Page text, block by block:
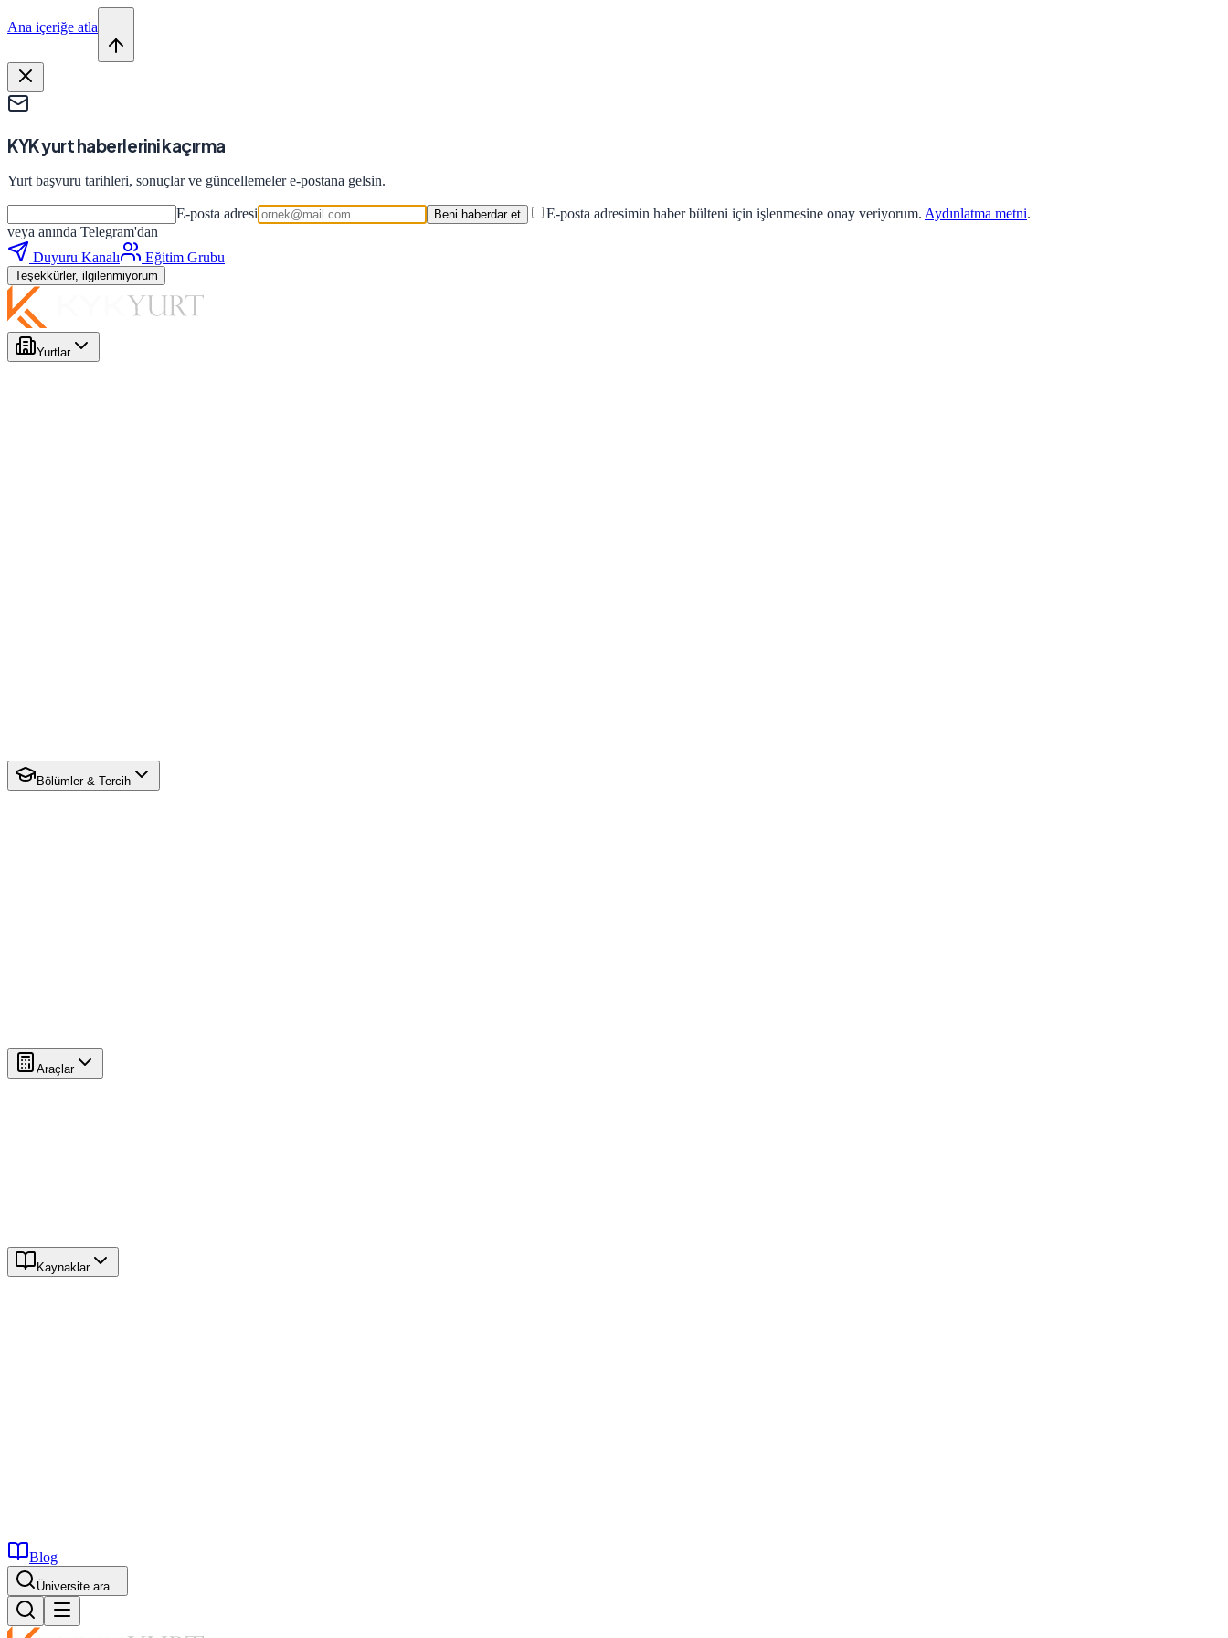
Ana içeriğe atla
KYK yurt haberlerini kaçırma
Yurt başvuru tarihleri, sonuçlar ve güncellemeler e-postana gelsin.
E-posta adresi Beni haberdar et E-posta adresimin haber bülteni için işlenmesine onay veriyorum. Aydınlatma metni.
veya anında Telegram'dan
Duyuru Kanalı
Eğitim Grubu
Teşekkürler, ilgilenmiyorum
Yurtlar
Bölümler & Tercih
Araçlar
Kaynaklar
Blog
İstanbul...